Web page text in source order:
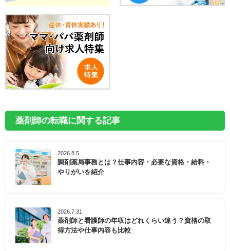
薬剤師の転職に関する記事
2026.8.5
調剤薬局事務とは？仕事内容・必要な資格・給料・
やりがいを紹介
2026.7.31
薬剤師と看護師の年収はどれくらい違う？資格の取
得方法や仕事内容も比較